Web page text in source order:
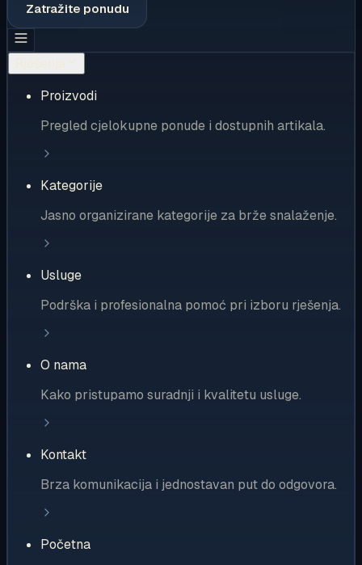
Zatražite ponudu
Proizvodi
Pregled cjelokupne ponude i dostupnih artikala.
Kategorije
Jasno organizirane kategorije za brže snalaženje.
Usluge
Podrška i profesionalna pomoć pri izboru rješenja.
O nama
Kako pristupamo suradnji i kvalitetu usluge.
Kontakt
Brza komunikacija i jednostavan put do odgovora.
Početna